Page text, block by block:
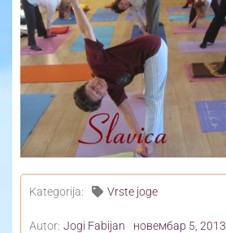
Yoga Travel
Blog
Joga
Kontakt
Kategorija: Vrste joge
Autor: Jogi Fabijan новембар 5, 2013